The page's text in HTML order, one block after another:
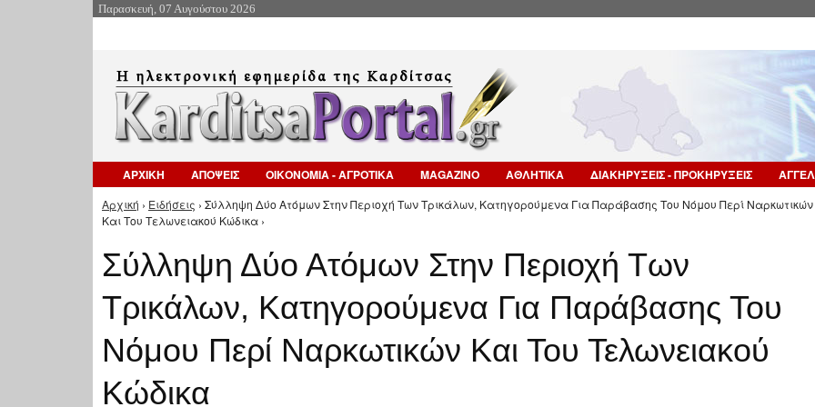
Παρασκευή, 07 Αυγούστου 2026
ΑΡΧΙΚΗ ΑΠΟΨΕΙΣ ΟΙΚΟΝΟΜΙΑ - ΑΓΡΟΤΙΚΑ MAGAZINO ΑΘΛΗΤΙΚΑ ΔΙΑΚΗΡΥΞΕΙΣ - ΠΡΟΚΗΡΥΞΕΙΣ
Είστε εδώ
Αρχική › Ειδήσεις › Σύλληψη Δύο Ατόμων Στην Περιοχή Των Τρικάλων, Κατηγορούμενα Για Παράβασης Του Νόμου Περί Ναρκωτικών
Και Του Τελωνειακού Κώδικα ›
Σύλληψη Δύο Ατόμων Στην Περιοχή Των
Τρικάλων, Κατηγορούμενα Για Παράβασης Του
Νόμου Περί Ναρκωτικών Και Του Τελωνειακού
Κώδικα